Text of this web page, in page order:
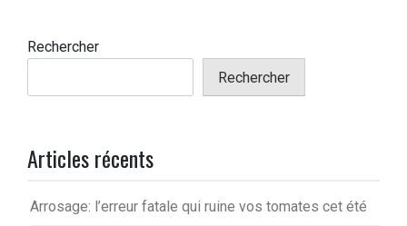
Rechercher
Rechercher
Articles récents
Arrosage: l’erreur fatale qui ruine vos tomates cet été